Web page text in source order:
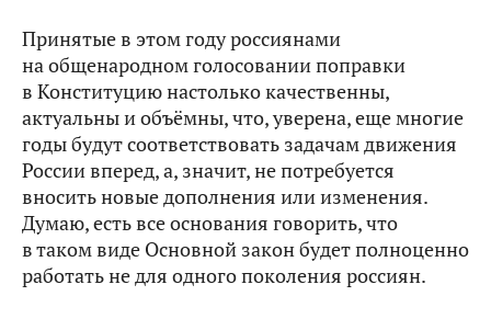
Принятые в этом году россиянами
на общенародном голосовании поправки
в Конституцию настолько качественны,
актуальны и объёмны, что, уверена, еще многие
годы будут соответствовать задачам движения
России вперед, а, значит, не потребуется
вносить новые дополнения или изменения.
Думаю, есть все основания говорить, что
в таком виде Основной закон будет полноценно
работать не для одного поколения россиян.